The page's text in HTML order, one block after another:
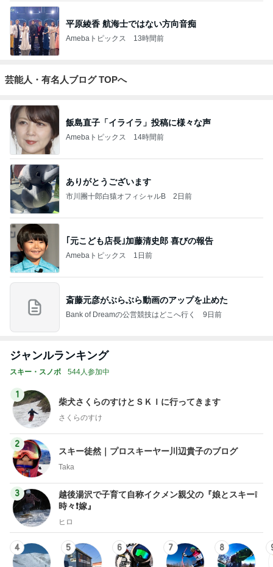
平原綾香 航海士ではない方向音痴
Amebaトピックス 13時間前
芸能人・有名人ブログ TOPへ
飯島直子「イライラ」投稿に様々な声
Amebaトピックス 14時間前
ありがとうございます
市川團十郎白猿オフィシャルB 2日前
｢元こども店長｣加藤清史郎 喜びの報告
Amebaトピックス 1日前
斎藤元彦がぶらぶら動画のアップを止めた
Bank of Dreamの公営競技はどこへ行く 9日前
ジャンルランキング
スキー・スノボ 544人参加中
1
柴犬さくらのすけとＳＫＩに行ってきます
さくらのすけ
2
スキー徒然｜プロスキーヤー川辺貴子のブログ
Taka
3
越後湯沢で子育て自称イクメン親父の『娘とスキー❕
時々❗嫁』
ヒロ
4 5 6 7 8